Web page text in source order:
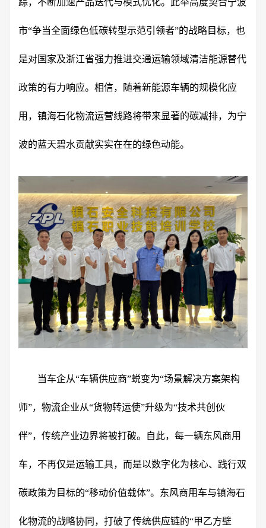
踪，不断加速产品迭代与模式优化。此举高度契合宁波
市“争当全面绿色低碳转型示范引领者”的战略目标，也
是对国家及浙江省强力推进交通运输领域清洁能源替代
政策的有力响应。相信，随着新能源车辆的规模化应
用，镇海石化物流运营线路将带来显著的碳减排，为宁
波的蓝天碧水贡献实实在在的绿色动能。
当车企从“车辆供应商”蜕变为“场景解决方案架构
师”，物流企业从“货物转运使”升级为“技术共创伙
伴”，传统产业边界将被打破。自此，每一辆东风商用
车，不再仅是运输工具，而是以数字化为核心、践行双
碳政策为目标的“移动价值载体”。东风商用车与镇海石
化物流的战略协同，打破了传统供应链的“甲乙方壁